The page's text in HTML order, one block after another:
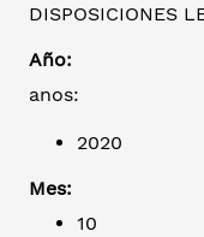
DISPOSICIONES
Año:
anos:
2020
Mes:
10